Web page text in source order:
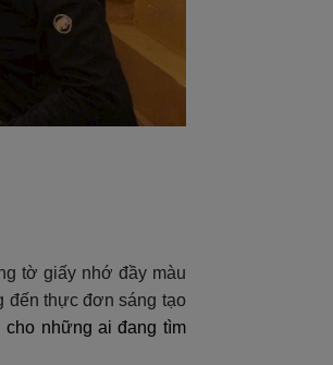
tờ giấy nhớ đầy màu
đến thực đơn sáng tạo
những ai đang tìm